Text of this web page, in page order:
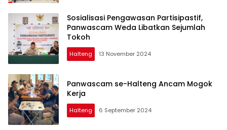
Sosialisasi Pengawasan Partisipastif,
Panwascam Weda Libatkan Sejumlah
Tokoh
Halteng 13 November 2024
Panwascam se-Halteng Ancam Mogok
Kerja
Halteng 6 September 2024